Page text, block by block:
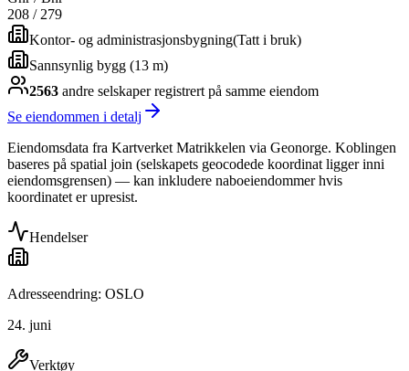
208 / 279
Kontor- og administrasjonsbygning(Tatt i bruk)
Sannsynlig bygg (13 m)
2563 andre selskaperregistrert på samme eiendom
Se eiendommen i detalj
Eiendomsdata fra Kartverket Matrikkelen via Geonorge. Koblingen
baseres på spatial join (selskapets geocodede koordinat ligger inni
eiendomsgrensen) — kan inkludere naboeiendommer hvis
koordinatet er upresist.
Hendelser
Adresseendring: OSLO
24. juni
Verktøy